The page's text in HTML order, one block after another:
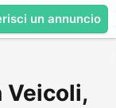
un annuncio